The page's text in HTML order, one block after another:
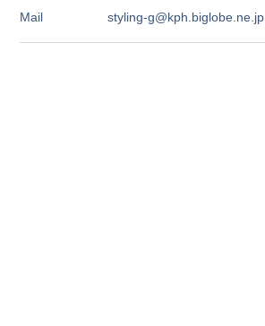
Mail styling-g@kph.biglobe.ne.jp